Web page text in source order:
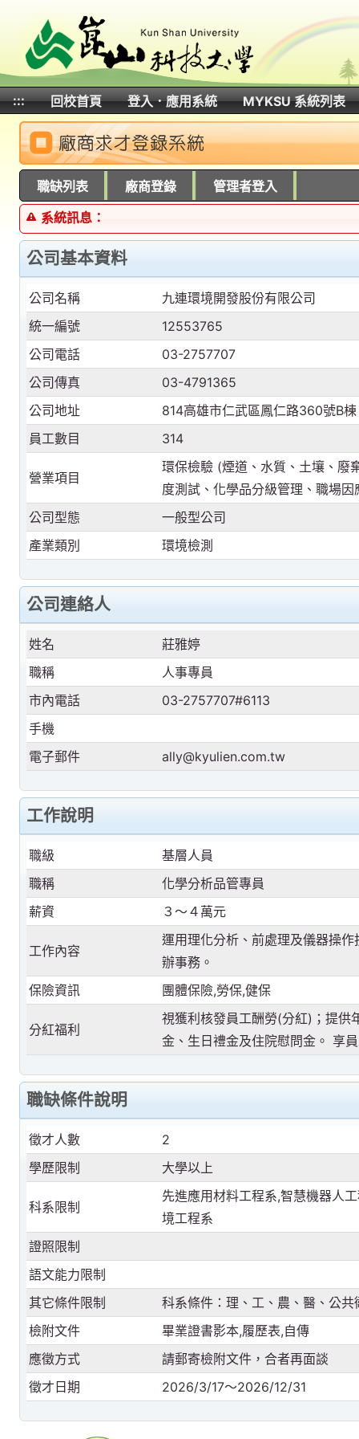
::: 回校首頁 登入．應用系統
MYKSU 系統列表
職缺列表 廠商登錄 管理者登入
系統訊息：
公司基本資料
公司名稱
九連環境開發股份有限公司
統一編號
12553765
公司電話
03-2757707
公司傳真
03-4791365
公司地址
814高雄市仁武區鳳仁路360號B棟
員工數目
314
營業項目
環保檢驗 (煙道、水質、土壤、廢
度測試、化學品分級管理、職場
公司型態
一般型公司
產業類別
環境檢測
公司連絡人
姓名
莊雅婷
職稱
人事專員
市內電話
03-2757707#6113
手機
電子郵件
ally@kyulien.com.tw
工作說明
職級
基層人員
職稱
化學分析品管專員
薪資
３～４萬元
工作內容
運用理化分析、前處理及儀器操
辦事務。
保險資訊
團體保險,勞保,健保
分紅福利
視獲利核發員工酬勞(分紅)；提供
金、生日禮金及住院慰問金。 享
職缺條件說明
徵才人數
2
學歷限制
大學以上
科系限制
先進應用材料工程系,智慧機器人
境工程系
證照限制
語文能力限制
其它條件限制
科系條件：理、工、農、醫、公共
檢附文件
畢業證書影本,履歷表,自傳
應徵方式
請郵寄檢附文件，合者再面談
徵才日期
2026/3/17～2026/12/31